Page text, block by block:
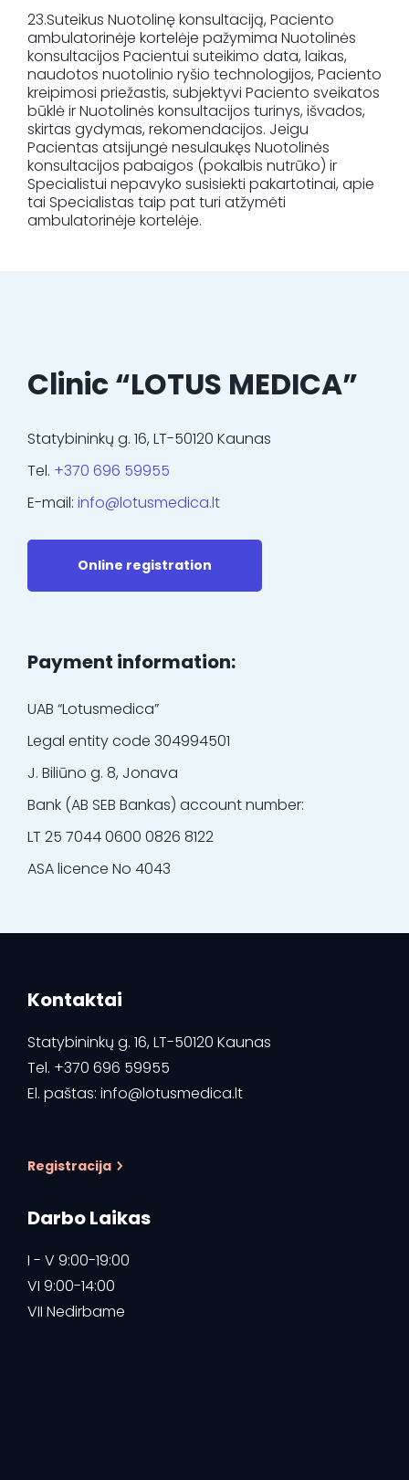
23.Suteikus Nuotolinę konsultaciją, Paciento
ambulatorinėje kortelėje pažymima Nuotolinės
konsultacijos Pacientui suteikimo data, laikas,
naudotos nuotolinio ryšio technologijos, Paciento
kreipimosi priežastis, subjektyvi Paciento sveikatos
būklė ir Nuotolinės konsultacijos turinys, išvados,
skirtas gydymas, rekomendacijos. Jeigu
Pacientas atsijungė nesulaukęs Nuotolinės
konsultacijos pabaigos (pokalbis nutrūko) ir
Specialistui nepavyko susisiekti pakartotinai, apie
tai Specialistas taip pat turi atžymėti
ambulatorinėje kortelėje.
Clinic “LOTUS MEDICA”
Statybininkų g. 16, LT-50120 Kaunas
Tel. +370 696 59955
E-mail: info@lotusmedica.lt
Online registration
Payment information:
UAB “Lotusmedica”
Legal entity code 304994501
J. Biliūno g. 8, Jonava
Bank (AB SEB Bankas) account number:
LT 25 7044 0600 0826 8122
ASA licence No 4043
Kontaktai
Statybininkų g. 16, LT-50120 Kaunas
Tel. +370 696 59955
El. paštas: info@lotusmedica.lt
Registracija
Darbo Laikas
I - V 9:00-19:00
VI 9:00-14:00
VII Nedirbame